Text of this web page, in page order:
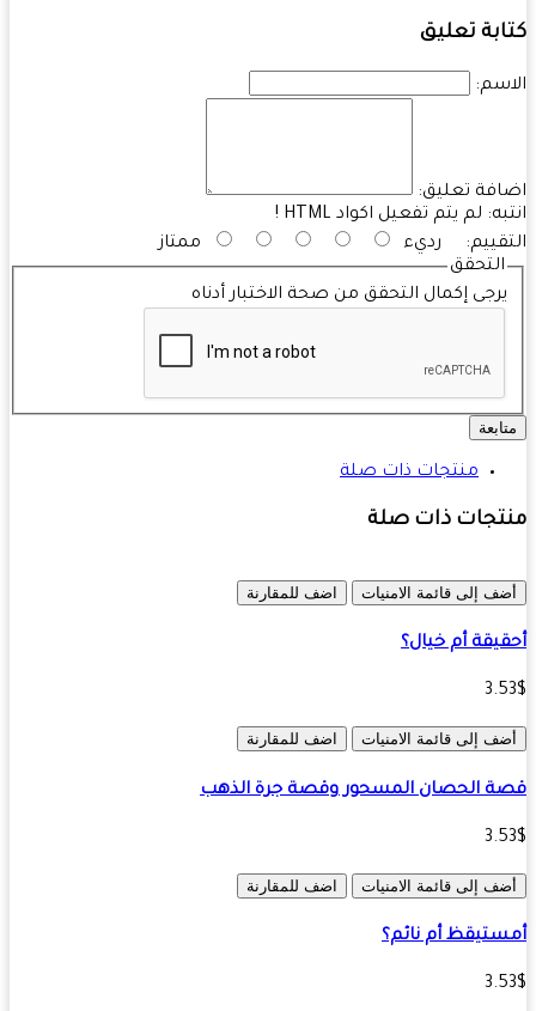
تعليق
تعليق:
لم يتم تفعيل اكواد HTML !
رديء
ممتاز
التحقق
يرجى إكمال التحقق من صحة الاختبار أدناه
منتجات ذات صلة
ذات صلة
إلى قائمة الامنيات اضف للمقارنة
أم خيال؟
إلى قائمة الامنيات اضف للمقارنة
الحصان المسحور وقصة جرة الذهب
إلى قائمة الامنيات اضف للمقارنة
أم نائم؟